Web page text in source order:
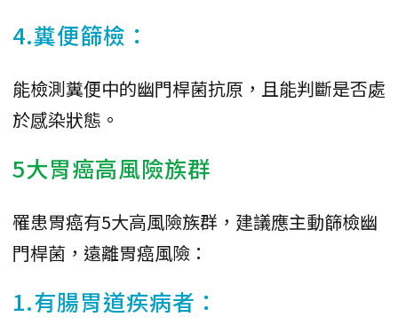
4.糞便篩檢：
能檢測糞便中的幽門桿菌抗原，且能判斷是否處
於感染狀態。
5大胃癌高風險族群
罹患胃癌有5大高風險族群，建議應主動篩檢幽
門桿菌，遠離胃癌風險：
1.有腸胃道疾病者：